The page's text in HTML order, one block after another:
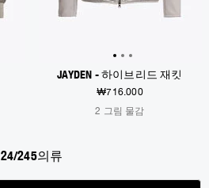
JAYDEN - 하이브리드 재킷
₩716.000
2 그림 물감
24/245의류